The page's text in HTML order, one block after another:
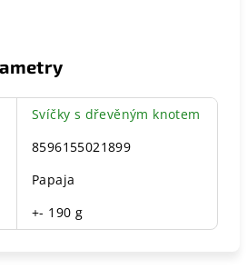
Svíčky s dřevěným knotem
8596155021899
Papaja
+- 190 g